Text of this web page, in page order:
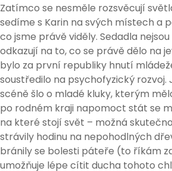
Zatímco se nesměle rozsvěcují
sedíme s Karin na svých místech a
co jsme právě viděly. Sedadla
odkazují na to, co se právě dělo na
bylo za první republiky hnutí
soustředilo na psychofyzický rozvoj.
scéně šlo o mladé kluky, kterým
po rodném kraji napomoct stát se
na které stojí svět – možná
strávily hodinu na nepohodlných
bránily se bolesti páteře (to říkám
umožňuje lépe cítit ducha tohoto